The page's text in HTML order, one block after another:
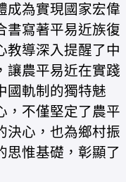
成為實現國家宏偉
書寫著平易近族復
教導深入提醒了中
讓農平易近在實踐
國軌制的獨特魅
，不僅堅定了農平
決心，也為鄉村振
思惟基礎，彰顯了